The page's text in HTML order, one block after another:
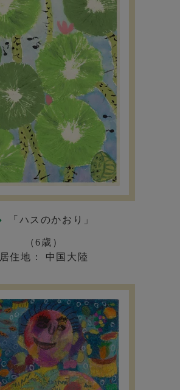
「ハスのかおり」
（6歳）
居住地： 中国大陸